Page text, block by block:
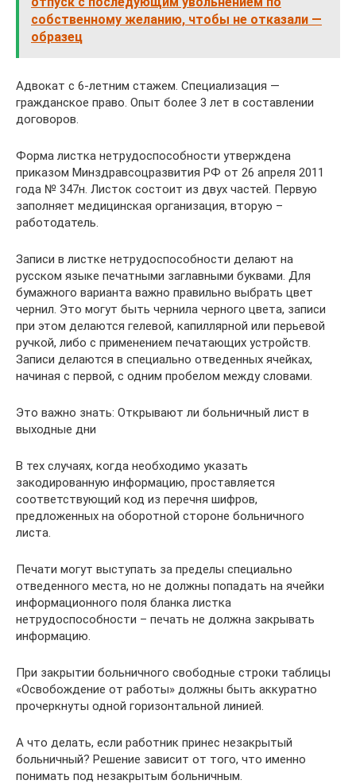
собственному желанию, чтобы не отказали —
образец
Адвокат с 6-летним стажем. Специализация —
гражданское право. Опыт более 3 лет в составлении
договоров.
Форма листка нетрудоспособности утверждена
приказом Минздравсоцразвития РФ от 26 апреля 2011
года № 347н. Листок состоит из двух частей. Первую
заполняет медицинская организация, вторую –
работодатель.
Записи в листке нетрудоспособности делают на
русском языке печатными заглавными буквами. Для
бумажного варианта важно правильно выбрать цвет
чернил. Это могут быть чернила черного цвета, записи
при этом делаются гелевой, капиллярной или перьевой
ручкой, либо с применением печатающих устройств.
Записи делаются в специально отведенных ячейках,
начиная с первой, с одним пробелом между словами.
Это важно знать: Открывают ли больничный лист в
выходные дни
В тех случаях, когда необходимо указать
закодированную информацию, проставляется
соответствующий код из перечня шифров,
предложенных на оборотной стороне больничного
листа.
Печати могут выступать за пределы специально
отведенного места, но не должны попадать на ячейки
информационного поля бланка листка
нетрудоспособности – печать не должна закрывать
информацию.
При закрытии больничного свободные строки таблицы
«Освобождение от работы» должны быть аккуратно
прочеркнуты одной горизонтальной линией.
А что делать, если работник принес незакрытый
больничный? Решение зависит от того, что именно
понимать под незакрытым больничным.